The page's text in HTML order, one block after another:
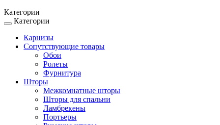
Категории
Toggle
navigation
Категории
Карнизы
Сопутствующие товары
Обои
Ролеты
Фурнитура
Шторы
Межкомнатные шторы
Шторы для спальни
Ламбрекены
Портьеры